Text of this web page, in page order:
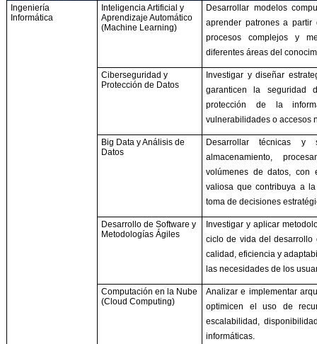
Ingeniería
Informática
Inteligencia Artificial y
Aprendizaje Automático
(Machine Learning)
Desarrollar modelos
aprender patrones a
procesos complejos y
diferentes áreas del
Ciberseguridad y
Protección de Datos
Investigar y diseñar
garanticen la seguridad
protección de la
vulnerabilidades o accesos
Big Data y Análisis de
Datos
Desarrollar técnicas y
almacenamiento,
volúmenes de datos, con
valiosa que contribuya a
toma de decisiones
Desarrollo de Software y
Metodologías Ágiles
Investigar y aplicar
ciclo de vida del desarrollo
calidad, eficiencia y
las necesidades de los
Computación en la Nube
(Cloud Computing)
Analizar e implementar
optimicen el uso de
escalabilidad,
informáticas.